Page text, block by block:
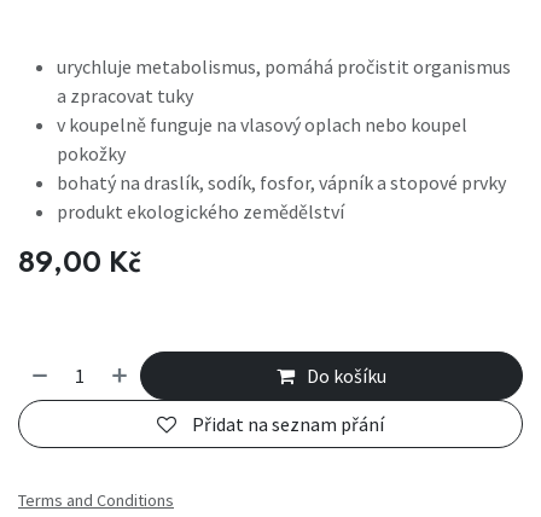
urychluje metabolismus, pomáhá pročistit organismus
a zpracovat tuky
v koupelně funguje na vlasový oplach nebo koupel
pokožky
bohatý na draslík, sodík, fosfor, vápník a stopové prvky
produkt ekologického zemědělství
89,00 Kč
Do košíku
Přidat na seznam přání
Terms and Conditions